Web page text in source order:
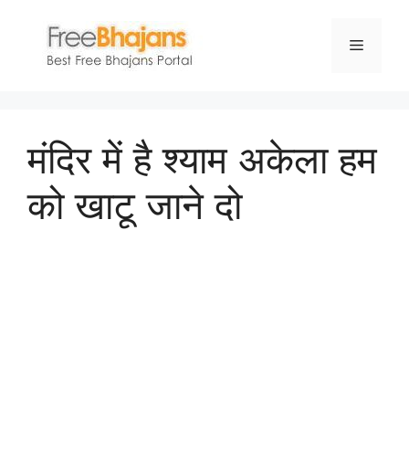
content
Menu
मंदिर में है श्याम अकेला हम
को खाटू जाने दो